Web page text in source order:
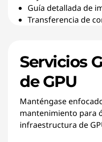
Guía detallada de
Transferencia de
Servicios
de GPU
Manténgase
mantenimiento para
infraestructura de